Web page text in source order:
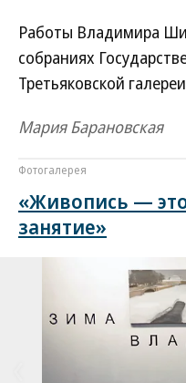
Работы Владимира
собраниях
Третьяковской
Мария Барановская
Фотогалерея
«Живопись —
занятие»